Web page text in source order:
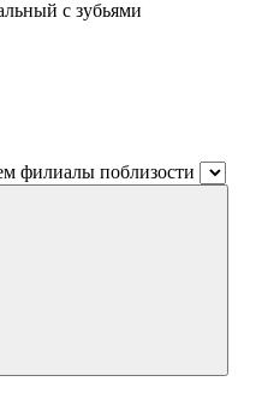
с зубьями
филиалы поблизости